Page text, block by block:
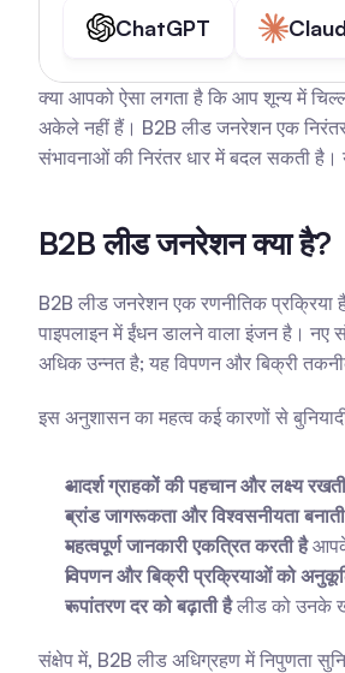
ChatGPT
क्या आपको ऐसा लगता है कि आप शून्य में
अकेले नहीं हैं। B2B लीड जनरेशन एक निरंतर
संभावनाओं की निरंतर धार में बदल सकती
B2B लीड जनरेशन क्या है?
B2B लीड जनरेशन एक रणनीतिक प्रक्रिया
पाइपलाइन में ईंधन डालने वाला इंजन है। नए
अधिक उन्नत है; यह विपणन और बिक्री
इस अनुशासन का महत्व कई कारणों से
आदर्श ग्राहकों की पहचान और लक्ष्य
ब्रांड जागरूकता और विश्वसनीयता
महत्वपूर्ण जानकारी एकत्रित करती है आपके
विपणन और बिक्री प्रक्रियाओं को
रूपांतरण दर को बढ़ाती है लीड को उनके
संक्षेप में, B2B लीड अधिग्रहण में निपुणता